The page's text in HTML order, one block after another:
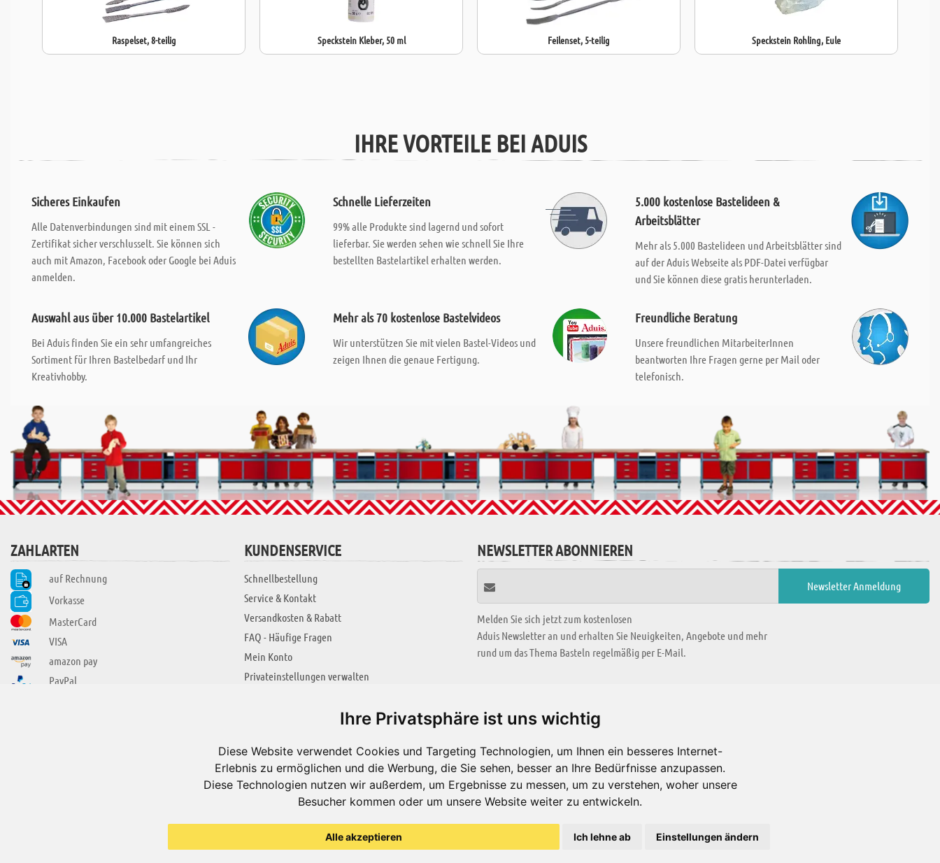
Ihre Privatsphäre ist uns wichtig
Diese Website verwendet Cookies und Targeting Technologien, um Ihnen ein besseres Internet-
Erlebnis zu ermöglichen und die Werbung, die Sie sehen, besser an Ihre Bedürfnisse anzupassen.
Diese Technologien nutzen wir außerdem, um Ergebnisse zu messen, um zu verstehen, woher unsere
Besucher kommen oder um unsere Website weiter zu entwickeln.
Alle akzeptieren Ich lehne ab Einstellungen ändern
Raspelset, 8-teilig Speckstein Kleber, 50 ml Feilenset, 5-teilig Speckstein Rohling, Eule
IHRE VORTEILE BEI ADUIS
Sicheres Einkaufen
Alle Datenverbindungen sind mit einem SSL -
Zertifikat sicher verschlusselt. Sie können sich
auch mit Amazon, Facebook oder Google bei Aduis
anmelden.
Schnelle Lieferzeiten
99% alle Produkte sind lagernd und sofort
lieferbar. Sie werden sehen wie schnell Sie Ihre
bestellten Bastelartikel erhalten werden.
5.000 kostenlose Bastelideen &
Arbeitsblätter
Mehr als 5.000 Bastelideen und Arbeitsblätter sind
auf der Aduis Webseite als PDF-Datei verfügbar
und Sie können diese gratis herunterladen.
Auswahl aus über 10.000 Bastelartikel
Bei Aduis finden Sie ein sehr umfangreiches
Sortiment für Ihren Bastelbedarf und Ihr
Kreativhobby.
Mehr als 70 kostenlose Bastelvideos
Wir unterstützen Sie mit vielen Bastel-Videos und
zeigen Ihnen die genaue Fertigung.
Freundliche Beratung
Unsere freundlichen MitarbeiterInnen
beantworten Ihre Fragen gerne per Mail oder
telefonisch.
ZAHLARTEN
auf Rechnung
Vorkasse
MasterCard
VISA
amazon pay
PayPal
KUNDENSERVICE
Schnellbestellung
Service & Kontakt
Versandkosten & Rabatt
FAQ - Häufige Fragen
Mein Konto
Privateinstellungen verwalten
NEWSLETTER ABONNIEREN
Melden Sie sich jetzt zum kostenlosen
Aduis Newsletter an und erhalten Sie Neuigkeiten, Angebote und mehr
rund um das Thema Basteln regelmäßig per E-Mail.
Jobs
Impressum
Datenschutzerklärung
KREATIV ZONE
Alle Videos
Bastelideen
Arbeitsblätter
Es gibt uns auch in